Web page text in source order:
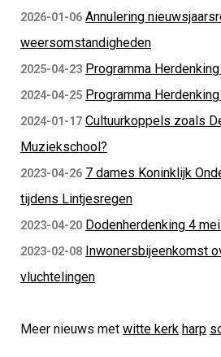
2026-01-06 Annulering
weersomstandigheden
2025-04-23 Programma
2024-04-25 Programma
2024-01-17 Cultuurkoppels zoals
Muziekschool?
2023-04-26 7 dames Koninklijk
tijdens Lintjesregen
2023-04-20 Dodenherdenking 4
2023-02-08 Inwonersbijeenkomst
vluchtelingen
Meer nieuws met witte kerk harp